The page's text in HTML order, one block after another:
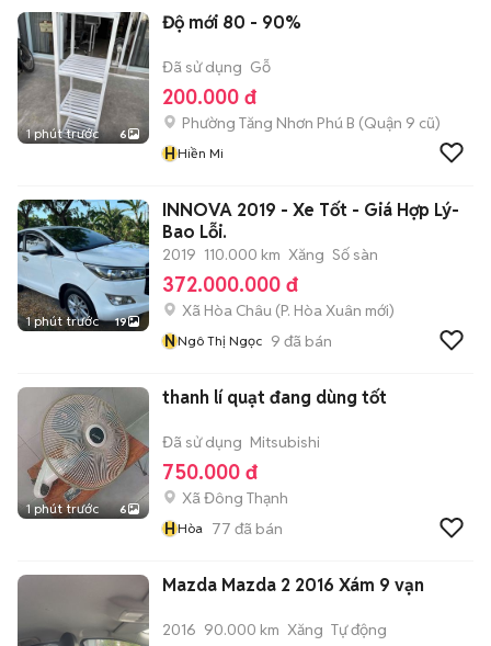
1 phút trước 6
Độ mới 80 - 90%
Đã sử dụng Gỗ
200.000 đ
Phường Tăng Nhơn Phú B (Quận 9 cũ)
HHiền Mi
1 phút trước 19
INNOVA 2019 - Xe Tốt - Giá Hợp Lý-
Bao Lỗi.
2019 110.000 km Xăng Số sàn
372.000.000 đ
Xã Hòa Châu (P. Hòa Xuân mới)
NNgô Thị Ngọc 9 đã bán
1 phút trước 6
thanh lí quạt đang dùng tốt
Đã sử dụng Mitsubishi
750.000 đ
Xã Đông Thạnh
HHòa 77 đã bán
Mazda Mazda 2 2016 Xám 9 vạn
2016 90.000 km Xăng Tự động